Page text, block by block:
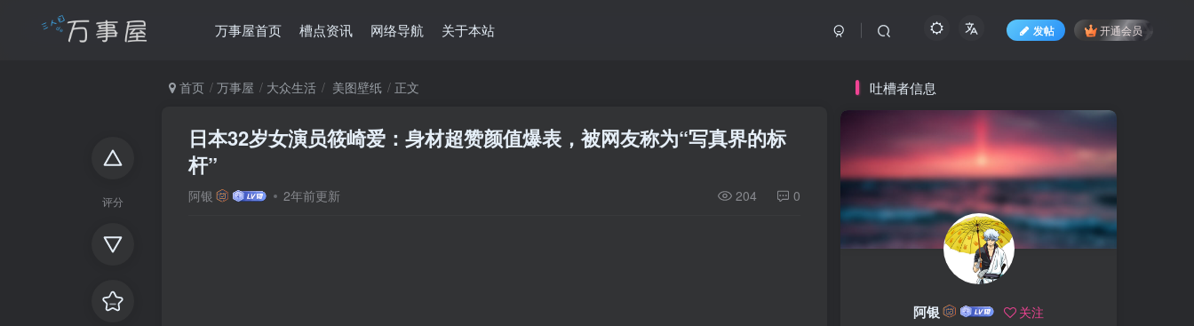
万事屋首页 槽点资讯 网络导航 关于本站 发帖 开通会员
评分
首页 万事屋 大众生活 美图壁纸 正文
日本32岁女演员筱崎爱：身材超赞颜值爆表，被网友称为“写真界的标
杆”
阿银 2年前更新 204 0
吐槽者信息
阿银 关注